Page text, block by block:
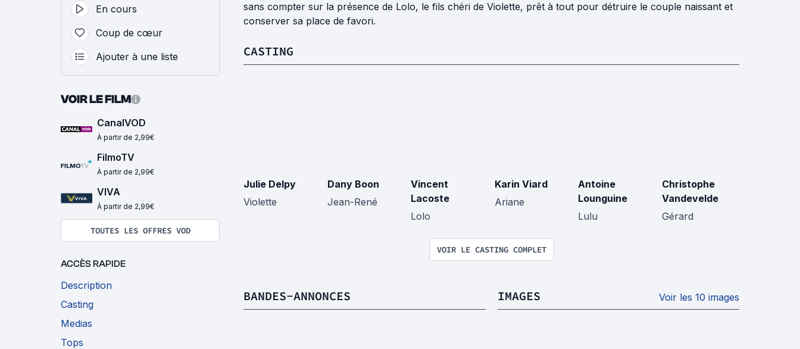
En cours
Coup de cœur
Ajouter à une liste
VOIR LE FILM
CanalVOD
À partir de 2,99€
FilmoTV
À partir de 2,99€
VIVA
À partir de 2,99€
TOUTES LES OFFRES VOD
ACCÈS RAPIDE
Description
Casting
Medias
Tops
sans compter sur la présence de Lolo, le fils chéri de Violette, prêt à tout pour détruire le couple naissant et
conserver sa place de favori.
CASTING
Julie Delpy
Violette
Dany Boon
Jean-René
Vincent
Lacoste
Lolo
Karin Viard
Ariane
Antoine
Lounguine
Lulu
Christophe
Vandevelde
Gérard
VOIR LE CASTING COMPLET
BANDES-ANNONCES IMAGES Voir les 10 images